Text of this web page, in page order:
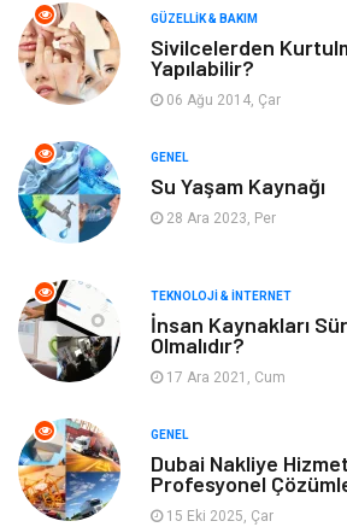
Makine
Giyim
Yeme & İçme
Keyif & Hobi
Gayrimenkul Spor
Finans& Ekonomi Anne &
Genel Kültür
Ev İşleri
GÜZELLIK & BAKIM
Sivilcelerden
Yapılabilir?
06 Ağu 2014, Çar
GENEL
Su Yaşam Kaynağı
28 Ara 2023, Per
TEKNOLOJI & İNTERNET
İnsan Kaynakları
Olmalıdır?
17 Ara 2021, Cum
GENEL
Dubai Nakliye
Profesyonel
15 Eki 2025, Çar